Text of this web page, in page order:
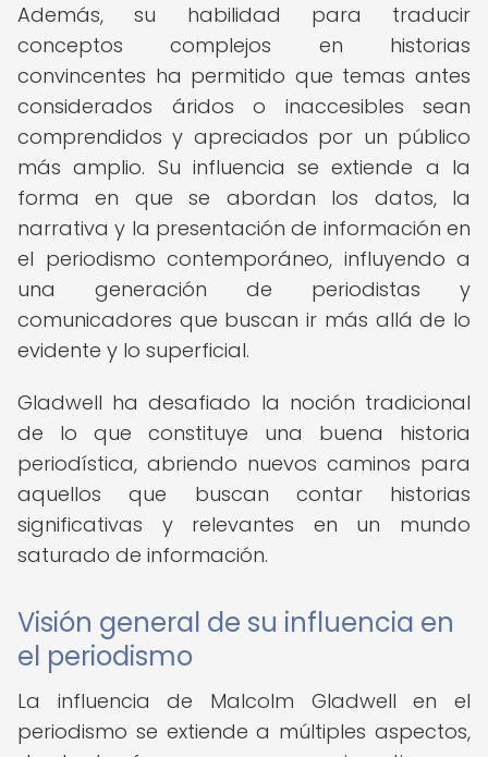
Además, su habilidad para traducir
conceptos complejos en historias
convincentes ha permitido que temas antes
considerados áridos o inaccesibles sean
comprendidos y apreciados por un público
más amplio. Su influencia se extiende a la
forma en que se abordan los datos, la
narrativa y la presentación de información en
el periodismo contemporáneo, influyendo a
una generación de periodistas y
comunicadores que buscan ir más allá de lo
evidente y lo superficial.
Gladwell ha desafiado la noción tradicional
de lo que constituye una buena historia
periodística, abriendo nuevos caminos para
aquellos que buscan contar historias
significativas y relevantes en un mundo
saturado de información.
Visión general de su influencia en
el periodismo
La influencia de Malcolm Gladwell en el
periodismo se extiende a múltiples aspectos,